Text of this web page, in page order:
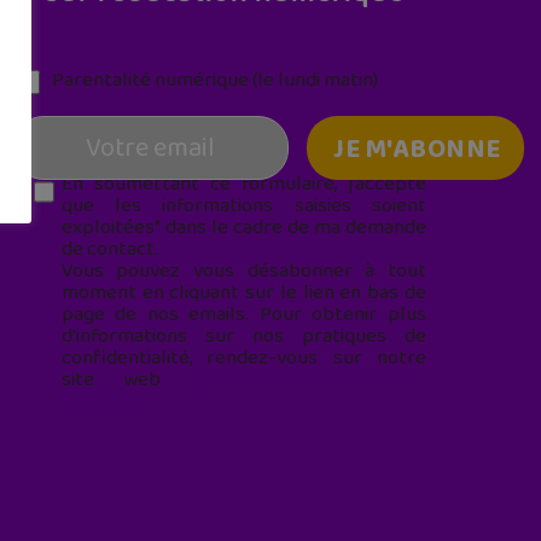
Parentalité numérique (le lundi matin)
En soumettant ce formulaire, j’accepte
que les informations saisies soient
exploitées* dans le cadre de ma demande
de contact.
Vous pouvez vous désabonner à tout
moment en cliquant sur le lien en bas de
page de nos emails. Pour obtenir plus
d'informations sur nos pratiques de
confidentialité, rendez-vous sur notre
site web